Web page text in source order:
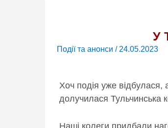
У
Події та анонси / 24.05.2023
Хоч подія уже відбулася,
долучилася
Наші колеги придбали